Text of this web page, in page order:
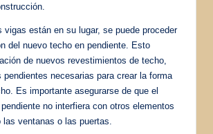
vigas están en su lugar, se puede proceder
del nuevo techo en pendiente. Esto
de nuevos revestimientos de techo,
necesarias para crear la forma
Es importante asegurarse de que el
no interfiera con otros elementos
las ventanas o las puertas.